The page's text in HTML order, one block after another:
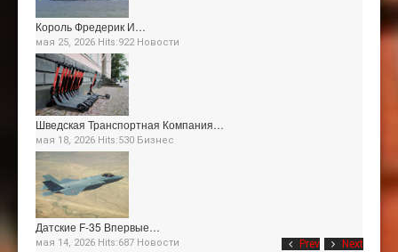
Prev Next
Король Фредерик И…
мая 25, 2026 Hits:922 Новости
Шведская Транспортная Компания…
мая 18, 2026 Hits:530 Бизнес
Датские F-35 Впервые…
мая 14, 2026 Hits:687 Новости